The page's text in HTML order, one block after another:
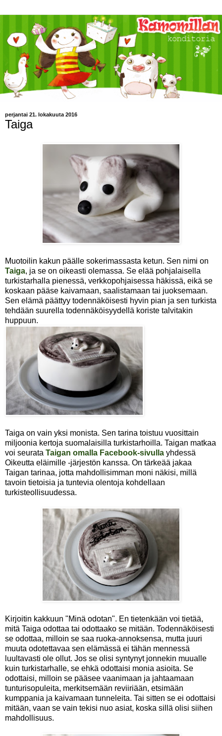
perjantai 21. lokakuuta 2016
Taiga
Muotoilin kakun päälle sokerimassasta ketun. Sen nimi on
Taiga, ja se on oikeasti olemassa. Se elää pohjalaisella
turkistarhalla pienessä, verkkopohjaisessa häkissä, eikä se
koskaan pääse kaivamaan, saalistamaan tai juoksemaan.
Sen elämä päättyy todennäköisesti hyvin pian ja sen turkista
tehdään suurella todennäköisyydellä koriste talvitakin
huppuun.
Taiga on vain yksi monista. Sen tarina toistuu vuosittain
miljoonia kertoja suomalaisilla turkistarhoilla. Taigan matkaa
voi seurata Taigan omalla Facebook-sivulla yhdessä
Oikeutta eläimille -järjestön kanssa. On tärkeää jakaa
Taigan tarinaa, jotta mahdollisimman moni näkisi, millä
tavoin tietoisia ja tuntevia olentoja kohdellaan
turkisteollisuudessa.
Kirjoitin kakkuun "Minä odotan". En tietenkään voi tietää,
mitä Taiga odottaa tai odottaako se mitään. Todennäköisesti
se odottaa, milloin se saa ruoka-annoksensa, mutta juuri
muuta odotettavaa sen elämässä ei tähän mennessä
luultavasti ole ollut. Jos se olisi syntynyt jonnekin muualle
kuin turkistarhalle, se ehkä odottaisi monia asioita. Se
odottaisi, milloin se pääsee vaanimaan ja jahtaamaan
tunturisopuleita, merkitsemään reviiriään, etsimään
kumppania ja kaivamaan tunneleita. Tai sitten se ei odottaisi
mitään, vaan se vain tekisi nuo asiat, koska sillä olisi siihen
mahdollisuus.